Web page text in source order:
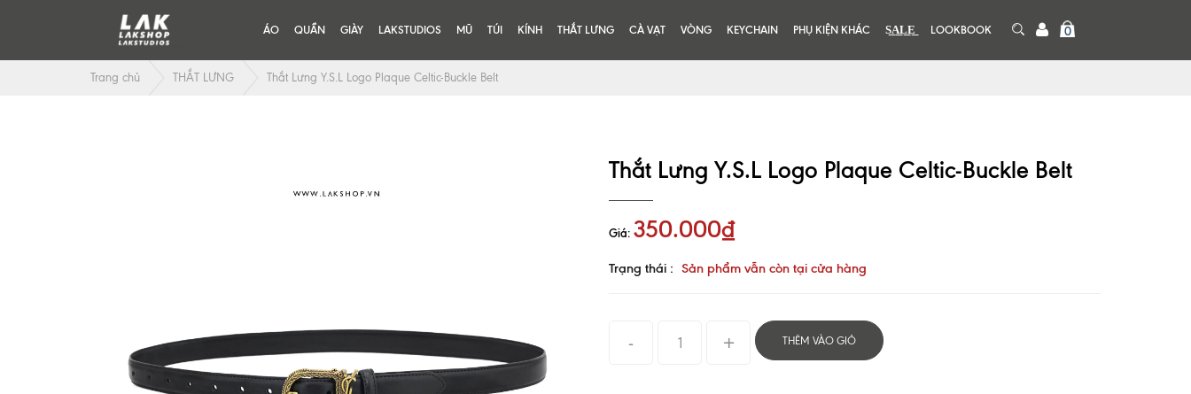
ÁO QUẦN GIÀY LAKSTUDIOS MŨ TÚI KÍNH THẮT LƯNG CÀ VẠT VÒNG KEYCHAIN PHỤ KIỆN KHÁC S͟A͟L͟E͟ LOOKBOOK 0
Trang chủ THẮT LƯNG Thắt Lưng Y.S.L Logo Plaque Celtic-Buckle Belt
Thắt Lưng Y.S.L Logo Plaque Celtic-Buckle Belt
Giá: 350.000₫
Trạng thái : Sản phẩm vẫn còn tại cửa hàng
THÊM VÀO GIỎ